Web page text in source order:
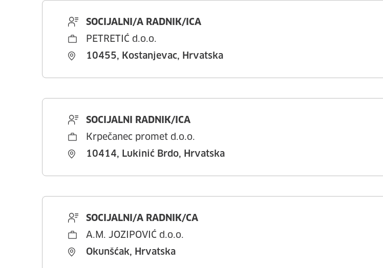
SOCIJALNI/A RADNIK/ICA
PETRETIĆ d.o.o.
10455, Kostanjevac, Hrvatska
SOCIJALNI RADNIK/ICA
Krpečanec promet d.o.o.
10414, Lukinić Brdo, Hrvatska
SOCIJALNI/A RADNIK/CA
A.M. JOZIPOVIĆ d.o.o.
Okunšćak, Hrvatska